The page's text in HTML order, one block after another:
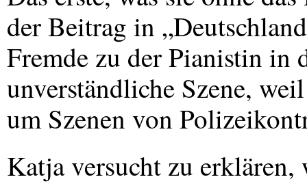
der Beitrag in
Fremde zu der Pianistin in
unverständliche Szene,
um Szenen von
Katja versucht zu